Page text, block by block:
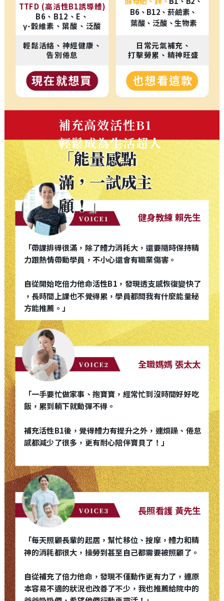
TTFD (高活性B1誘導體)
B6、B12、E、
γ-穀維素、葉酸、泛酸
輕鬆活絡、神經健康、
告別倦怠
現在就想買
B6、B12、菸鹼素、
葉酸、泛酸、生物素
日常元氣補充、
打擊勞累、精神旺盛
也想看這款
補充高效活性B1
輕鬆成為生活超人
「能量感點
滿，一試成主
顧！」
健身教練 賴先生
「帶課排得很滿，除了體力消耗大，還要隨時保持精
力跟熱情帶動學員，不小心還會有職業傷害。
自從開始吃倍力他命活性B1，發現透支感恢復變快了
，長時間上課也不覺得累，學員都問我有什麼能量秘
方能推薦。」
全職媽媽 張太太
「一手要忙做家事、抱寶寶，經常忙到沒時間好好吃
飯，累到躺下就動彈不得。
補充活性B1後，覺得體力有提升之外，連煩躁、倦怠
感都減少了很多，更有耐心陪伴寶貝了！」
長照看護 黃先生
「每天照顧長輩的起居，幫忙移位、按摩，體力和精
神的消耗都很大，操勞到甚至自己都需要被照顧了。
自從補充了倍力他命，發現不僅動作更有力了，連原
本容易不適的狀況也改善了不少，我也推薦給院中的